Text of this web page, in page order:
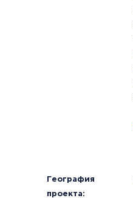
География
проекта: